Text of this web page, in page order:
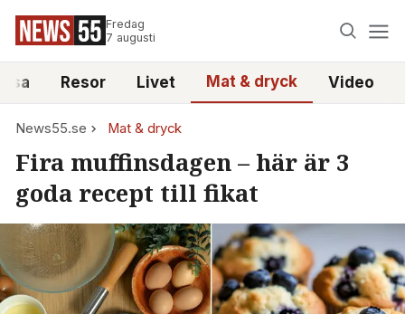
Fredag
7 augusti
Resor Livet Mat & dryck Video
News55.se Mat & dryck
Fira muffinsdagen – här är 3
goda recept till fikat